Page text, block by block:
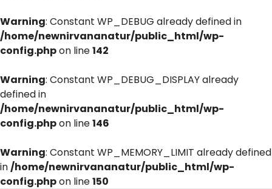
Warning: Constant WP_DEBUG already defined in
/home/newnirvananatur/public_html/wp-
config.phpon line142
Warning: Constant WP_DEBUG_DISPLAY already
defined in
/home/newnirvananatur/public_html/wp-
config.phpon line146
Warning: Constant WP_MEMORY_LIMIT already defined
in/home/newnirvananatur/public_html/wp-
config.phpon line150